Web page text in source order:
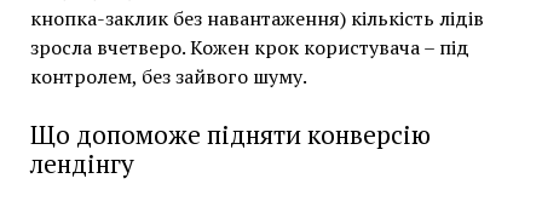
кнопка-заклик без навантаження) кількість лідів
зросла вчетверо. Кожен крок користувача – під
контролем, без зайвого шуму.
Що допоможе підняти конверсію
лендінгу